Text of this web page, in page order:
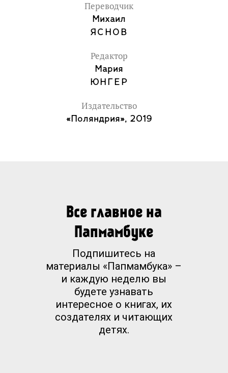
Переводчик
Михаил
ЯСНОВ
Редактор
Мария
ЮНГЕР
Издательство
«Поляндрия», 2019
Все главное на
Папмамбуке
Подпишитесь на
материалы «Папмамбука» –
и каждую неделю вы
будете узнавать
интересное о книгах, их
создателях и читающих
детях.